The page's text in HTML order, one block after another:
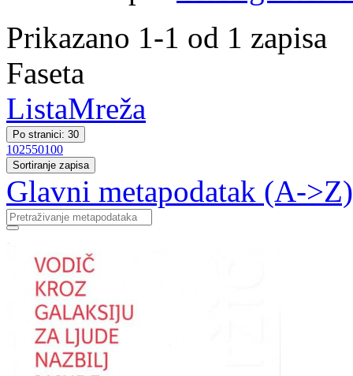
Prikazano 1-1 od 1 zapisa
Faseta
ListaMreža
Po stranici: 30
102550100
Sortiranje zapisa
Glavni metapodatak (A->Z)